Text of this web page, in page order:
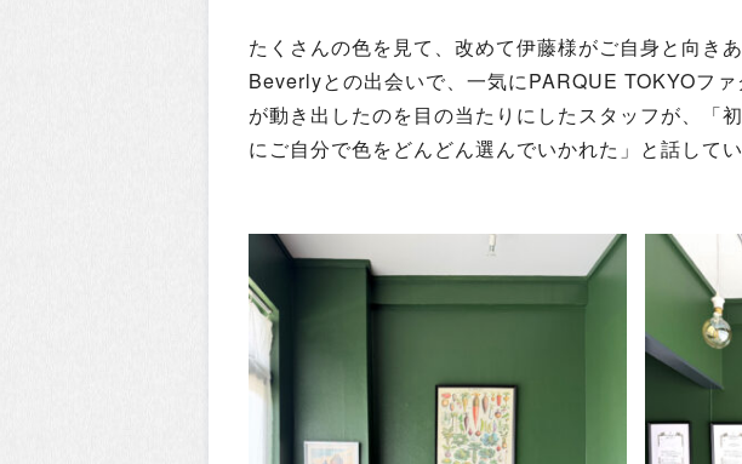
たくさんの色を見て、改めて伊藤様がご自身と向き
Beverlyとの出会いで、一気にPARQUE TOKYOフ
が動き出したのを目の当たりにしたスタッフが、「
にご自分で色をどんどん選んでいかれた」と話してい